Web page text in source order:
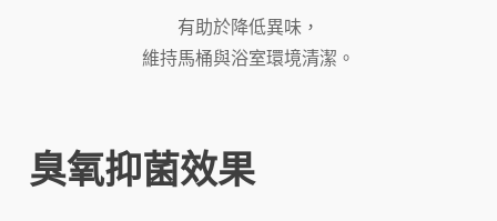
有助於降低異味，
維持馬桶與浴室環境清潔。
臭氧抑菌效果